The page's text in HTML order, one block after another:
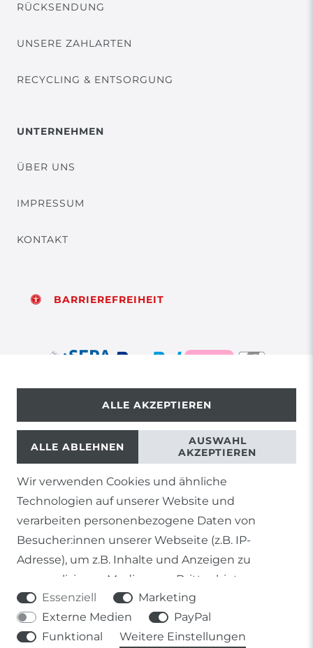
RÜCKSENDUNG
UNSERE ZAHLARTEN
RECYCLING & ENTSORGUNG
UNTERNEHMEN
ÜBER UNS
IMPRESSUM
KONTAKT
BARRIEREFREIHEIT
© Copyright 2026 | Alle Rechte vorbehalten.
1) Gilt nicht für Sendungen mit Futterinsekten,
Lebendpflanzen, Frostfutter oder lebende Tiere, sowie
Lieferungen per Spedition
2) gilt für sofort lieferbare Artikel und Produkte die keine
gesonderte Versandregelung besitzen.
Prozentangaben von Sonderangeboten auf die Ersparnis
gegenüber der UVP des Herstellers.
Wir verwenden Cookies und ähnliche
Technologien auf unserer Website und
verarbeiten personenbezogene Daten von
Besucher:innen unserer Webseite (z.B. IP-
Adresse), um z.B. Inhalte und Anzeigen zu
personalisieren, Medien von Drittanbietern
einzubinden oder Zugriffe auf unsere Website zu
analysieren. Die Datenverarbeitung erfolgt erst
durch gesetzte Cookies. Wir teilen diese Daten
Essenziell
Marketing
Externe Medien
PayPal
Funktional
Weitere Einstellungen
ALLE AKZEPTIEREN
ALLE ABLEHNEN
AUSWAHL
AKZEPTIEREN